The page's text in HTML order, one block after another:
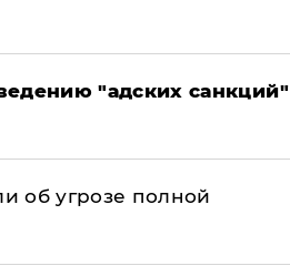
"адских санкций"
об угрозе полной